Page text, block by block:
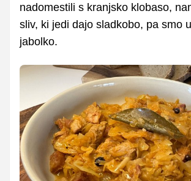
nadomestili s kranjsko klobaso,
sliv, ki jedi dajo sladkobo, pa smo
jabolko.